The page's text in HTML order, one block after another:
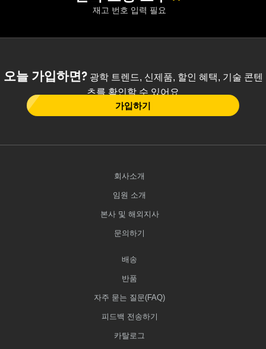
재고 번호 입력 필요
오늘 가입하면?광학 트렌드, 신제품, 할인 혜택, 기술 콘텐
츠를 확인할 수 있어요
가입하기
회사소개
임원 소개
본사 및 해외지사
문의하기
배송
반품
자주 묻는 질문(FAQ)
피드백 전송하기
카탈로그